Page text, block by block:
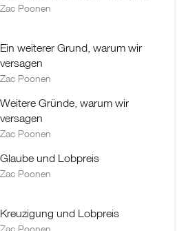
Zac Poonen
Ein weiterer Grund, warum wir
versagen
Zac Poonen
Weitere Gründe, warum wir
versagen
Zac Poonen
Glaube und Lobpreis
Zac Poonen
Kreuzigung und Lobpreis
Zac Poonen